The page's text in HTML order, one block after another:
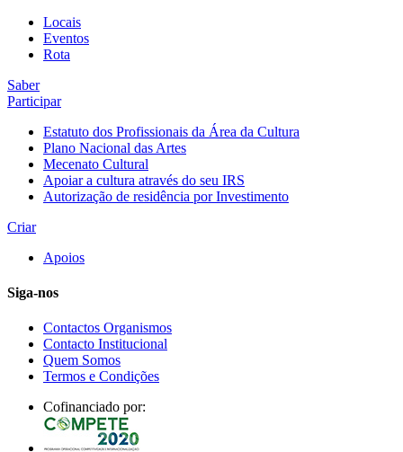
Locais
Eventos
Rota
Saber
Participar
Estatuto dos Profissionais da Área da Cultura
Plano Nacional das Artes
Mecenato Cultural
Apoiar a cultura através do seu IRS
Autorização de residência por Investimento
Criar
Apoios
Siga-nos
Contactos Organismos
Contacto Institucional
Quem Somos
Termos e Condições
Cofinanciado por: